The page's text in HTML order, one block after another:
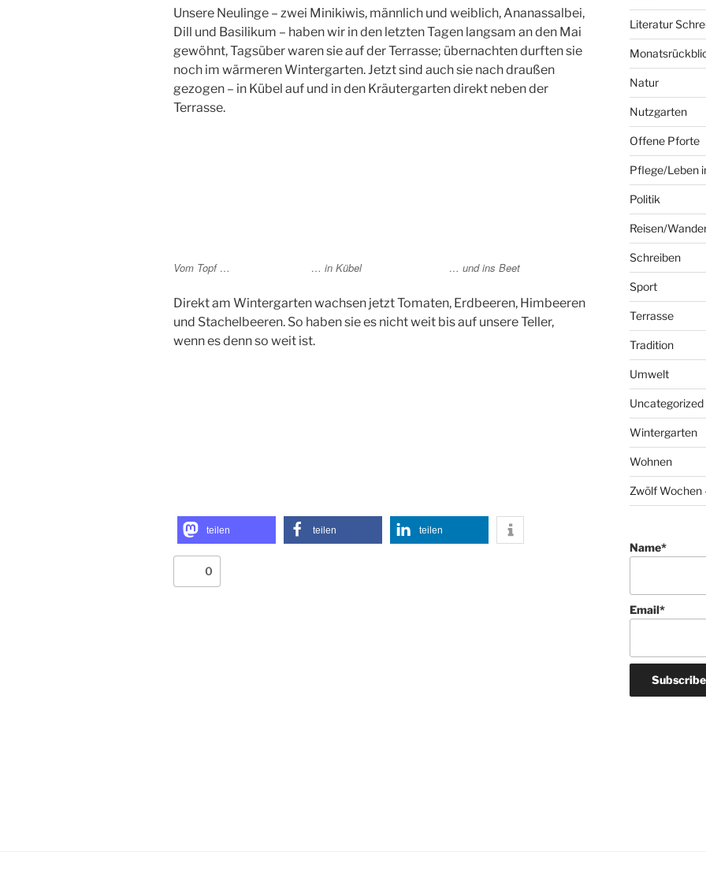
Unsere Neulinge – zwei Minikiwis, männlich und weiblich, Ananassalbei,
Dill und Basilikum – haben wir in den letzten Tagen langsam an den Mai
gewöhnt, Tagsüber waren sie auf der Terrasse; übernachten durften sie
noch im wärmeren Wintergarten. Jetzt sind auch sie nach draußen
gezogen – in Kübel auf und in den Kräutergarten direkt neben der
Terrasse.
Vom Topf … … in Kübel … und ins Beet
Direkt am Wintergarten wachsen jetzt Tomaten, Erdbeeren, Himbeeren
und Stachelbeeren. So haben sie es nicht weit bis auf unsere Teller,
wenn es denn so weit ist.
teilen teilen teilen
0
Literatur
Natur
Nutzgarten
Offene Pforte
Pflege/Leben
Politik
Reisen/
Schreiben
Sport
Terrasse
Tradition
Umwelt
Uncategorized
Wintergarten
Wohnen
Zwölf Wochen
Name*
Email*